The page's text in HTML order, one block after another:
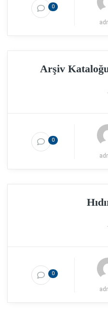
0
Arşiv
0
0